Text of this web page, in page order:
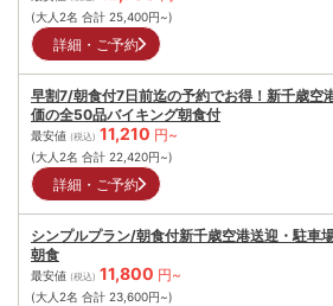
(大人2名 合計 25,400円~)
詳細・ご予約
早割7/朝食付7日前迄の予約でお得！新千歳空
価の全50品バイキング朝食付
最安値 (税込) 11,210 円~
(大人2名 合計 22,420円~)
詳細・ご予約
シンプルプラン/朝食付新千歳空港送迎・駐車
朝食
最安値 (税込) 11,800 円~
(大人2名 合計 23,600円~)